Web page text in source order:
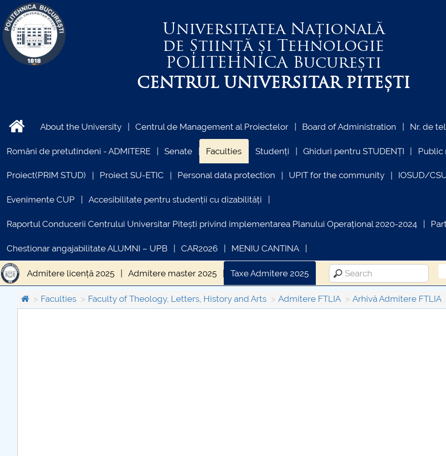
Universitatea Națională
de Știință și Tehnologie
POLITEHNICABucurești
CENTRUL UNIVERSITAR PITEȘTI
About the University Centrul de Management al Proiectelor Board of Administration Nr. de
Români de pretutindeni - ADMITERE Senate Faculties Studenți Ghiduri pentru STUDENȚI Public
Proiect(PRIM STUD) Proiect SU-ETIC Personal data protection UPIT for the community IOSUD/
Evenimente CUP Accesibilitate pentru studenții cu dizabilități
Raportul Conducerii Centrului Universitar Pitești privind implementarea Planului Operațional 2020-2024
Chestionar angajabilitate ALUMNI – UPB CAR2026 MENIU CANTINA
Admitere licență 2025 Admitere master 2025 Taxe Admitere 2025
Faculties Faculty of Theology, Letters, History and Arts Admitere FTLIA Arhivă Admitere FTLIA